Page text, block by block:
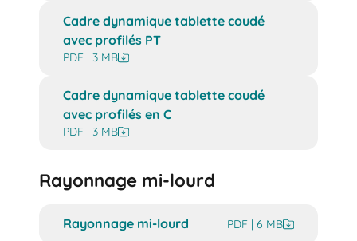
Cadre dynamique tablette coudé
avec profilés PT
PDF | 3 MB
Cadre dynamique tablette coudé
avec profilés en C
PDF | 3 MB
Rayonnage mi-lourd
Rayonnage mi-lourd PDF | 6 MB